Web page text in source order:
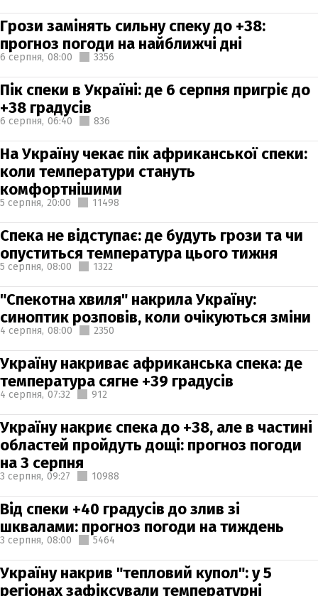
Грози замінять сильну спеку до +38:
прогноз погоди на найближчі дні
6 серпня, 08:00 3356
Пік спеки в Україні: де 6 серпня пригріє до
+38 градусів
6 серпня, 06:40 836
На Україну чекає пік африканської спеки:
коли температури стануть
комфортнішими
5 серпня, 20:00 11498
Спека не відступає: де будуть грози та чи
опуститься температура цього тижня
5 серпня, 08:00 1322
"Спекотна хвиля" накрила Україну:
синоптик розповів, коли очікуються зміни
4 серпня, 08:00 2350
Україну накриває африканська спека: де
температура сягне +39 градусів
4 серпня, 07:32 912
Україну накриє спека до +38, але в частині
областей пройдуть дощі: прогноз погоди
на 3 серпня
3 серпня, 09:27 10988
Від спеки +40 градусів до злив зі
шквалами: прогноз погоди на тиждень
3 серпня, 08:00 5464
Україну накрив "тепловий купол": у 5
регіонах зафіксували температурні